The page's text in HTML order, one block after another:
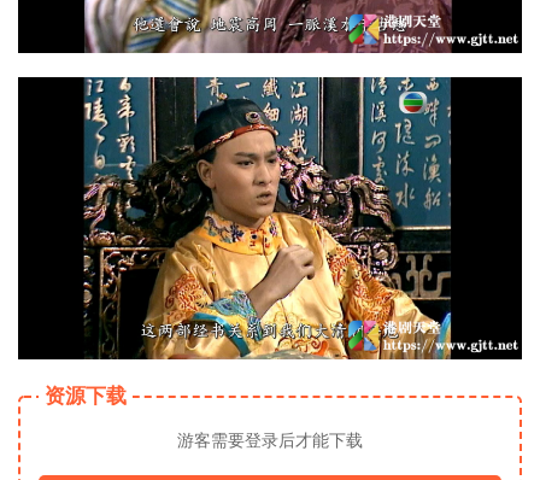
资源下载
游客需要登录后才能下载